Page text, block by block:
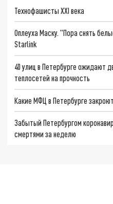
Технофашисты XXI века
Оплеуха Маску. "Пора снять
Starlink
40 улиц в Петербурге ожидают
теплосетей на прочность
Какие МФЦ в Петербурге
Забытый Петербургом
смертями за неделю